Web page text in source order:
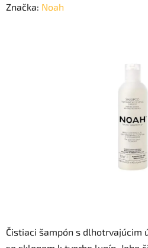
Čistiaci šampón s dlhotrvajúcim
hodnotenie
Značka: Noah